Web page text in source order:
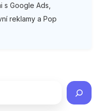
s Google Ads,
reklamy a Pop